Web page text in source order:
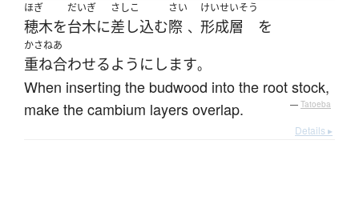
ほぎ
穂木を
だいぎ
台木に
さしこ
差し込む
さい
際 、
けいせいそう
形成層 を
かさねあ
重ね合わせるよう に します。
When inserting the budwood into the root stock,
make the cambium layers overlap.
— Tatoeba
Details ▸